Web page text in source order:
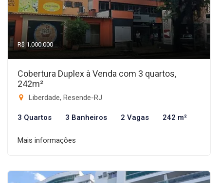
R$ 1.000.000
Cobertura Duplex à Venda com 3 quartos,
242m²
Liberdade, Resende-RJ
3 Quartos 3 Banheiros 2 Vagas 242 m²
Mais informações